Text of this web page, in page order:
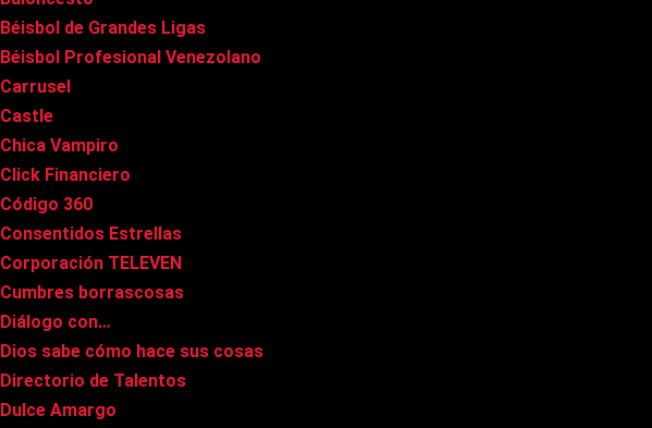
Béisbol de Grandes Ligas
Béisbol Profesional Venezolano
Carrusel
Castle
Chica Vampiro
Click Financiero
Código 360
Consentidos Estrellas
Corporación TELEVEN
Cumbres borrascosas
Diálogo con…
Dios sabe cómo hace sus cosas
Directorio de Talentos
Dulce Amargo